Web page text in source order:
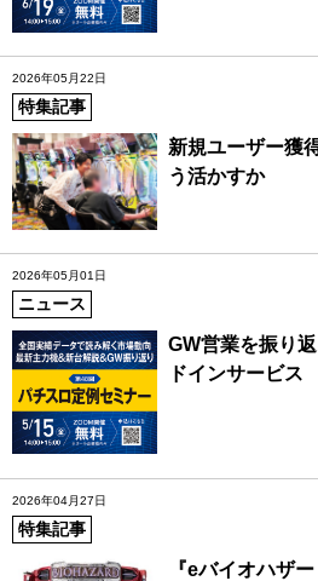
2026年05月22日
特集記事
新規ユーザー獲
う活かすか
2026年05月01日
ニュース
GW営業を振り
ドインサービス
2026年04月27日
特集記事
『eバイオハザ